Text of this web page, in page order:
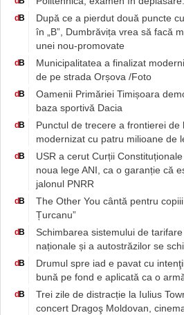
d B
După ce a pierdut două puncte
în „B”, Dumbrăvița vrea să facă
unei nou-promovate
d B
Municipalitatea a finalizat
de pe strada Orșova /Foto
d B
Oamenii Primăriei Timișoara
baza sportivă Dacia
d B
Punctul de trecere a frontierei de
modernizat cu patru milioane de
d B
USR a cerut Curții
noua lege ANI, ca o garanție că
jalonul PNRR
d B
The Other You cântă pentru
Țurcanu”
d B
Schimbarea sistemului de
naționale și a autostrăzilor se
d B
Drumul spre iad e pavat cu
bună pe fond e aplicată ca o
d B
Trei zile de distracție la Iulius
concert Dragoş Moldovan,